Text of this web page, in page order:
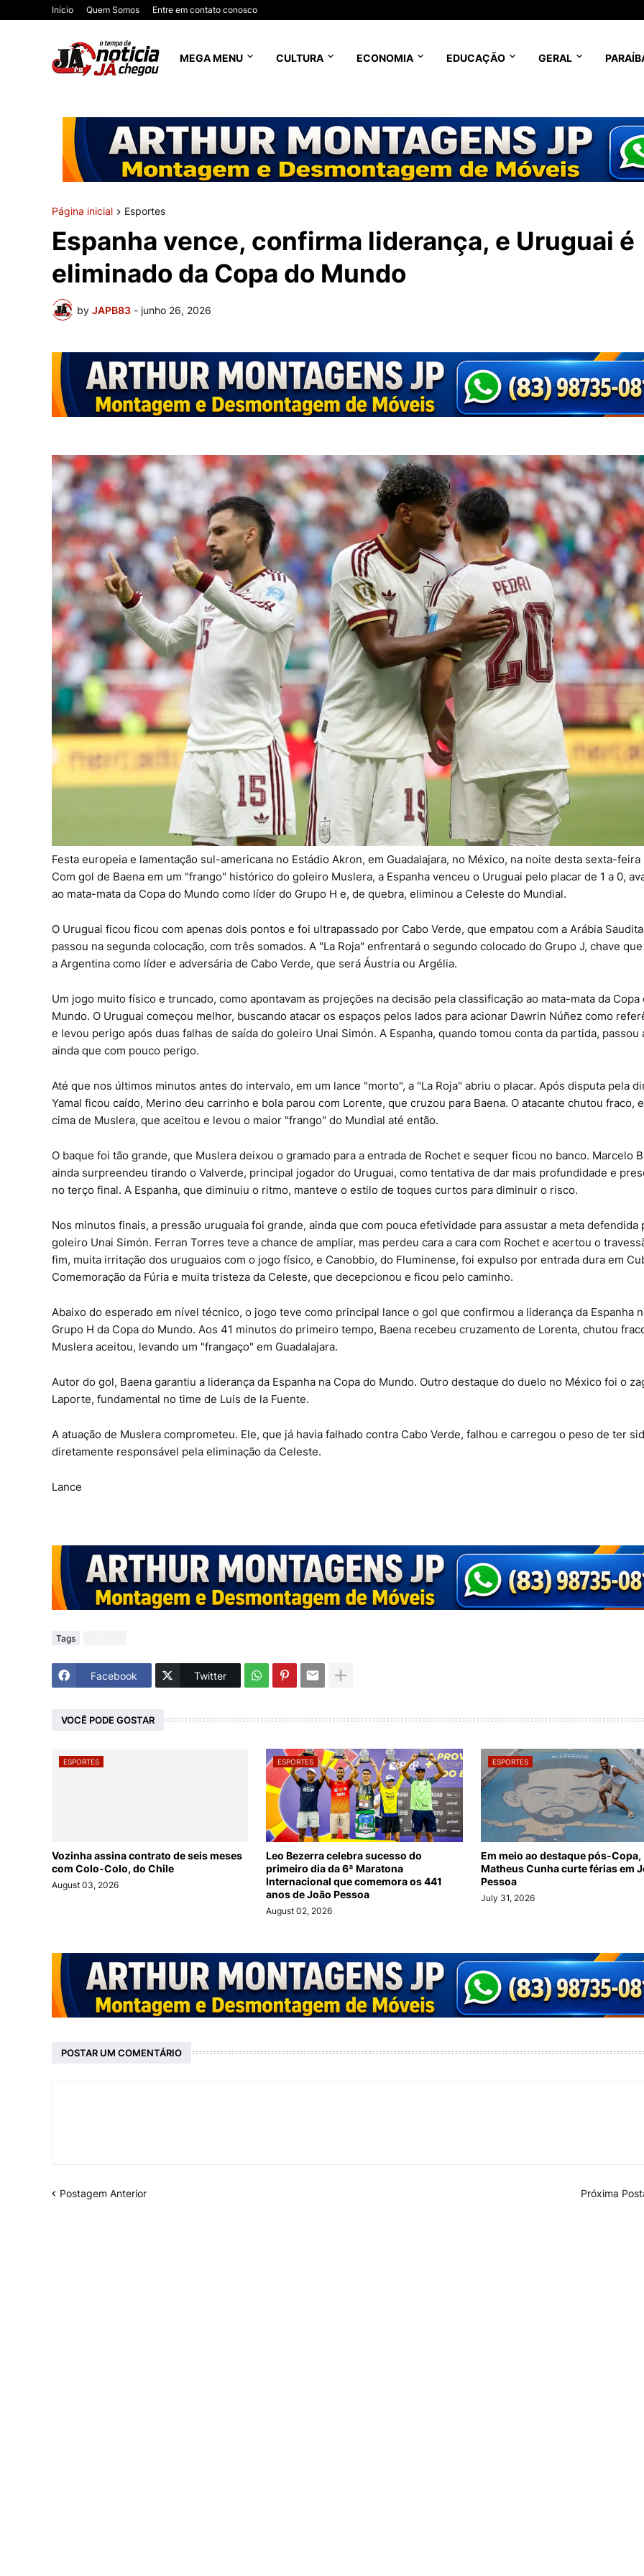
Início Quem Somos Entre em contato conosco
MEGA MENU CULTURA ECONOMIA EDUCAÇÃO GERAL
Página inicial Esportes
Espanha vence, confirma liderança, e Uruguai é
eliminado da Copa do Mundo
by JAPB83 - junho 26, 2026
Festa europeia e lamentação sul-americana no Estádio Akron, em Guadalajara, no México, na noite desta sexta-feira
Com gol de Baena em um "frango" histórico do goleiro Muslera, a Espanha venceu o Uruguai pelo placar de 1 a 0,
ao mata-mata da Copa do Mundo como líder do Grupo H e, de quebra, eliminou a Celeste do Mundial.
O Uruguai ficou ficou com apenas dois pontos e foi ultrapassado por Cabo Verde, que empatou com a Arábia
passou na segunda colocação, com três somados. A "La Roja" enfrentará o segundo colocado do Grupo J, chave
a Argentina como líder e adversária de Cabo Verde, que será Áustria ou Argélia.
Um jogo muito físico e truncado, como apontavam as projeções na decisão pela classificação ao mata-mata da Copa
Mundo. O Uruguai começou melhor, buscando atacar os espaços pelos lados para acionar Dawrin Núñez como
e levou perigo após duas falhas de saída do goleiro Unai Simón. A Espanha, quando tomou conta da partida, passou
ainda que com pouco perigo.
Até que nos últimos minutos antes do intervalo, em um lance "morto", a "La Roja" abriu o placar. Após disputa pela
Yamal ficou caído, Merino deu carrinho e bola parou com Lorente, que cruzou para Baena. O atacante chutou fraco,
cima de Muslera, que aceitou e levou o maior "frango" do Mundial até então.
O baque foi tão grande, que Muslera deixou o gramado para a entrada de Rochet e sequer ficou no banco. Marcelo
ainda surpreendeu tirando o Valverde, principal jogador do Uruguai, como tentativa de dar mais profundidade e
no terço final. A Espanha, que diminuiu o ritmo, manteve o estilo de toques curtos para diminuir o risco.
Nos minutos finais, a pressão uruguaia foi grande, ainda que com pouca efetividade para assustar a meta defendida
goleiro Unai Simón. Ferran Torres teve a chance de ampliar, mas perdeu cara a cara com Rochet e acertou o
fim, muita irritação dos uruguaios com o jogo físico, e Canobbio, do Fluminense, foi expulso por entrada dura em
Comemoração da Fúria e muita tristeza da Celeste, que decepcionou e ficou pelo caminho.
Abaixo do esperado em nível técnico, o jogo teve como principal lance o gol que confirmou a liderança da Espanha
Grupo H da Copa do Mundo. Aos 41 minutos do primeiro tempo, Baena recebeu cruzamento de Lorenta, chutou
Muslera aceitou, levando um "frangaço" em Guadalajara.
Autor do gol, Baena garantiu a liderança da Espanha na Copa do Mundo. Outro destaque do duelo no México foi o
Laporte, fundamental no time de Luis de la Fuente.
A atuação de Muslera comprometeu. Ele, que já havia falhado contra Cabo Verde, falhou e carregou o peso de ter
diretamente responsável pela eliminação da Celeste.
Lance
Tags
Facebook Twitter
VOCÊ PODE GOSTAR
ESPORTES
Vozinha assina contrato de seis meses
com Colo-Colo, do Chile
August 03, 2026
ESPORTES
Leo Bezerra celebra sucesso do
primeiro dia da 6ª Maratona
Internacional que comemora os 441
anos de João Pessoa
August 02, 2026
ESPORTES
Em meio ao destaque pós-Copa,
Matheus Cunha curte férias em
Pessoa
July 31, 2026
POSTAR UM COMENTÁRIO
Postagem Anterior Próxima